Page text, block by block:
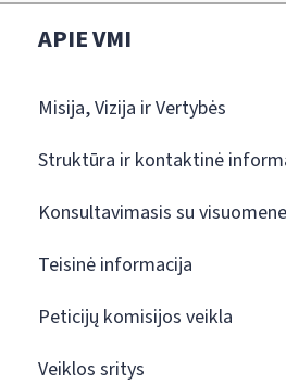
APIE VMI
Misija, Vizija ir Vertybės
Struktūra ir kontaktinė
Konsultavimasis su visuomene
Teisinė informacija
Peticijų komisijos veikla
Veiklos sritys